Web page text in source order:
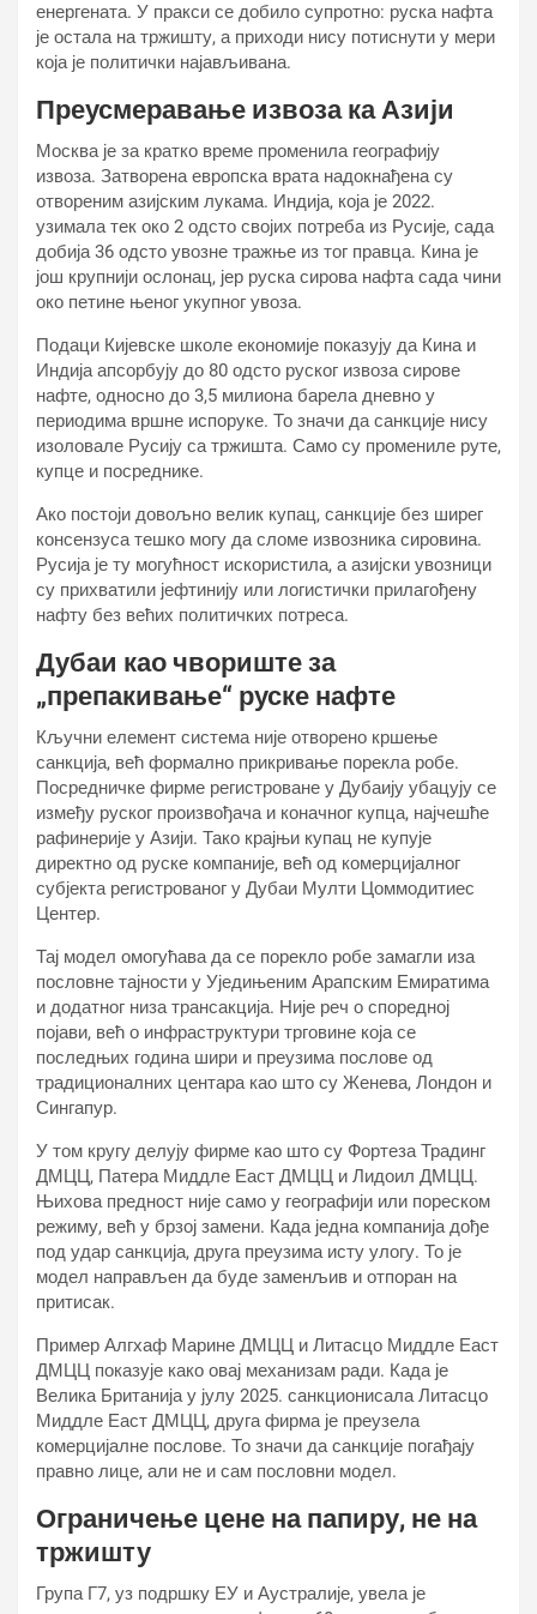
енергената. У пракси се добило супротно: руска нафта
је остала на тржишту, а приходи нису потиснути у мери
која је политички најављивана.
Преусмеравање извоза ка Азији
Москва је за кратко време променила географију
извоза. Затворена европска врата надокнађена су
отвореним азијским лукама. Индија, која је 2022.
узимала тек око 2 одсто својих потреба из Русије, сада
добија 36 одсто увозне тражње из тог правца. Кина је
још крупнији ослонац, јер руска сирова нафта сада чини
око петине њеног укупног увоза.
Подаци Кијевске школе економије показују да Кина и
Индија апсорбују до 80 одсто руског извоза сирове
нафте, односно до 3,5 милиона барела дневно у
периодима вршне испоруке. То значи да санкције нису
изоловале Русију са тржишта. Само су промениле руте,
купце и посреднике.
Ако постоји довољно велик купац, санкције без ширег
консензуса тешко могу да сломе извозника сировина.
Русија је ту могућност искористила, а азијски увозници
су прихватили јефтинију или логистички прилагођену
нафту без већих политичких потреса.
Дубаи као чвориште за
„препакивање“ руске нафте
Кључни елемент система није отворено кршење
санкција, већ формално прикривање порекла робе.
Посредничке фирме регистроване у Дубаију убацују се
између руског произвођача и коначног купца, најчешће
рафинерије у Азији. Тако крајњи купац не купује
директно од руске компаније, већ од комерцијалног
субјекта регистрованог у Дубаи Мулти Цоммодитиес
Центер.
Тај модел омогућава да се порекло робе замагли иза
пословне тајности у Уједињеним Арапским Емиратима
и додатног низа трансакција. Није реч о споредној
појави, већ о инфраструктури трговине која се
последњих година шири и преузима послове од
традиционалних центара као што су Женева, Лондон и
Сингапур.
У том кругу делују фирме као што су Фортеза Традинг
ДМЦЦ, Патера Миддле Еаст ДМЦЦ и Лидоил ДМЦЦ.
Њихова предност није само у географији или пореском
режиму, већ у брзој замени. Када једна компанија дође
под удар санкција, друга преузима исту улогу. То је
модел направљен да буде заменљив и отпоран на
притисак.
Пример Алгхаф Марине ДМЦЦ и Литасцо Миддле Еаст
ДМЦЦ показује како овај механизам ради. Када је
Велика Британија у јулу 2025. санкционисала Литасцо
Миддле Еаст ДМЦЦ, друга фирма је преузела
комерцијалне послове. То значи да санкције погађају
правно лице, али не и сам пословни модел.
Ограничење цене на папиру, не на
тржишту
Група Г7, уз подршку ЕУ и Аустралије, увела је